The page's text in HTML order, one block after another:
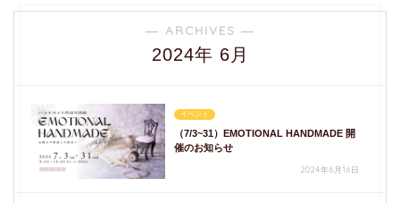
― ARCHIVES ―
2024年 6月
イベント
（7/3~31）EMOTIONAL HANDMADE 開
催のお知らせ
2024年6月16日